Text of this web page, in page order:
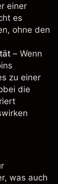
einer
es
ohne den
– Wenn
zu einer
die
was auch